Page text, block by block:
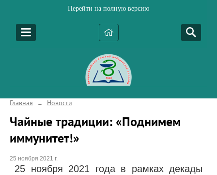
Перейти на полную версию
Главная → Новости
Чайные традиции: «Поднимем
иммунитет!»
25 ноября 2021 г.
25 ноября 2021 года в рамках декады